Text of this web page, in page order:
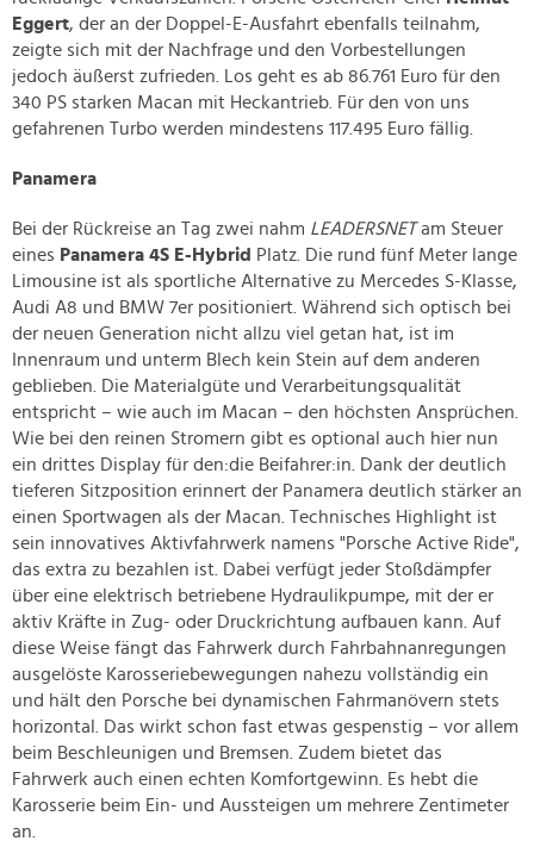
Eggert, der an der Doppel-E-Ausfahrt ebenfalls teilnahm,
zeigte sich mit der Nachfrage und den Vorbestellungen
jedoch äußerst zufrieden. Los geht es ab 86.761 Euro für den
340 PS starken Macan mit Heckantrieb. Für den von uns
gefahrenen Turbo werden mindestens 117.495 Euro fällig.
Panamera
Bei der Rückreise an Tag zwei nahm LEADERSNETam Steuer
eines Panamera 4S E-Hybrid Platz. Die rund fünf Meter lange
Limousine ist als sportliche Alternative zu Mercedes S-Klasse,
Audi A8 und BMW 7er positioniert. Während sich optisch bei
der neuen Generation nicht allzu viel getan hat, ist im
Innenraum und unterm Blech kein Stein auf dem anderen
geblieben. Die Materialgüte und Verarbeitungsqualität
entspricht – wie auch im Macan – den höchsten Ansprüchen.
Wie bei den reinen Stromern gibt es optional auch hier nun
ein drittes Display für den:die Beifahrer:in. Dank der deutlich
tieferen Sitzposition erinnert der Panamera deutlich stärker an
einen Sportwagen als der Macan. Technisches Highlight ist
sein innovatives Aktivfahrwerk namens "Porsche Active Ride",
das extra zu bezahlen ist. Dabei verfügt jeder Stoßdämpfer
über eine elektrisch betriebene Hydraulikpumpe, mit der er
aktiv Kräfte in Zug- oder Druckrichtung aufbauen kann. Auf
diese Weise fängt das Fahrwerk durch Fahrbahnanregungen
ausgelöste Karosseriebewegungen nahezu vollständig ein
und hält den Porsche bei dynamischen Fahrmanövern stets
horizontal. Das wirkt schon fast etwas gespenstig – vor allem
beim Beschleunigen und Bremsen. Zudem bietet das
Fahrwerk auch einen echten Komfortgewinn. Es hebt die
Karosserie beim Ein- und Aussteigen um mehrere Zentimeter
an.